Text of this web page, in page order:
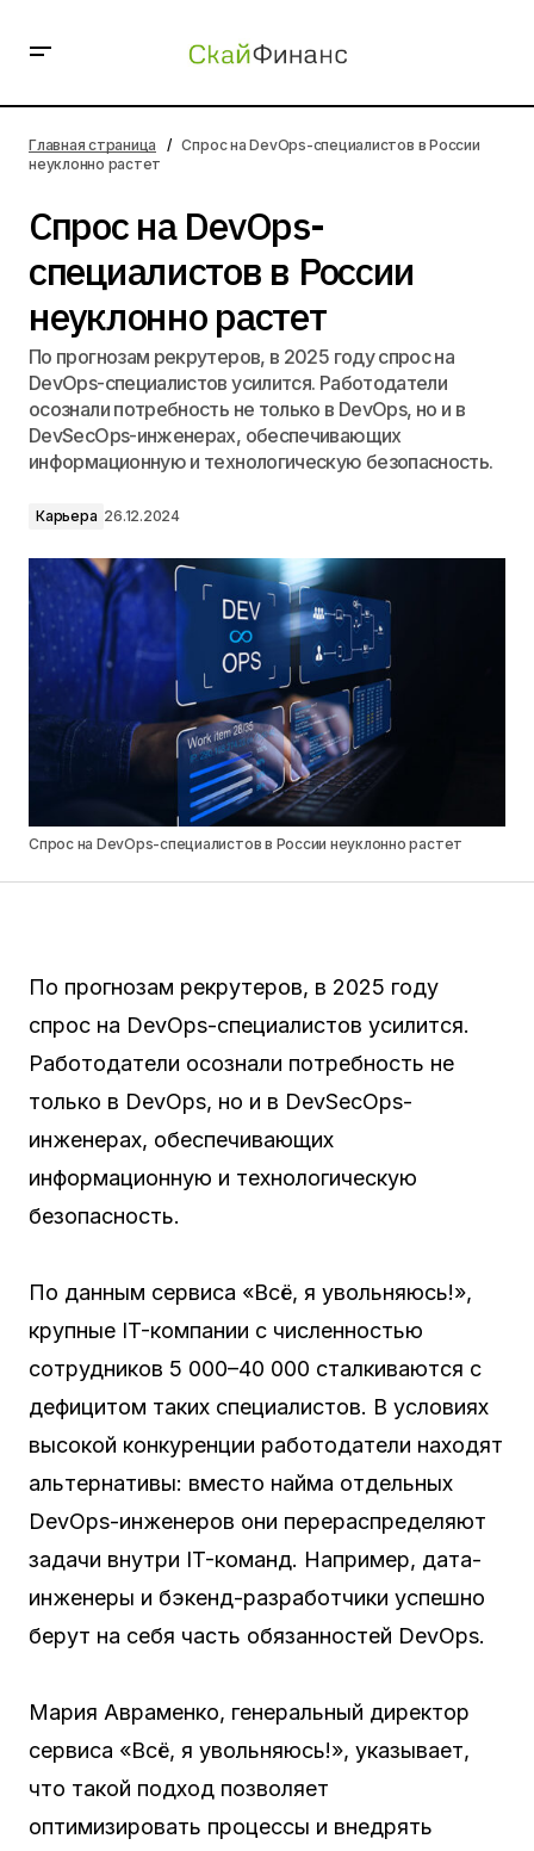
растет
Главная страница
Спрос на DevOps-специалистов в России
неуклонно растет
Спрос на DevOps-
специалистов в России
неуклонно растет
По прогнозам рекрутеров, в 2025 году спрос на
DevOps-специалистов усилится. Работодатели
осознали потребность не только в DevOps, но и в
DevSecOps-инженерах, обеспечивающих
информационную и технологическую безопасность.
Карьера 26.12.2024
Спрос на DevOps-специалистов в России неуклонно растет
По прогнозам рекрутеров, в 2025 году
спрос на DevOps-специалистов усилится.
Работодатели осознали потребность не
только в DevOps, но и в DevSecOps-
инженерах, обеспечивающих
информационную и технологическую
безопасность.
По данным сервиса «Всё, я увольняюсь!»,
крупные IT-компании с численностью
сотрудников 5 000–40 000 сталкиваются с
дефицитом таких специалистов. В условиях
высокой конкуренции работодатели находят
альтернативы: вместо найма отдельных
DevOps-инженеров они перераспределяют
задачи внутри IT-команд. Например, дата-
инженеры и бэкенд-разработчики успешно
берут на себя часть обязанностей DevOps.
Мария Авраменко, генеральный директор
сервиса «Всё, я увольняюсь!», указывает,
что такой подход позволяет
оптимизировать процессы и внедрять